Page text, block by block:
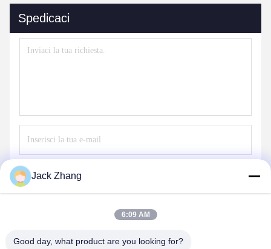
Spedicaci
Jack Zhang
6:09 AM
Good day, what product are you looking for?